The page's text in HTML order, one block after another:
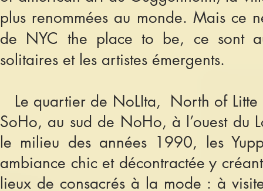
plus renommées au monde. Mais ce
de NYC the place to be, ce sont
solitaires et les artistes émergents.
Le quartier de NoLIta, North of Litte
SoHo, au sud de NoHo, à l’ouest du
le milieu des années 1990, les
ambiance chic et décontractée y
lieux de consacrés à la mode : à